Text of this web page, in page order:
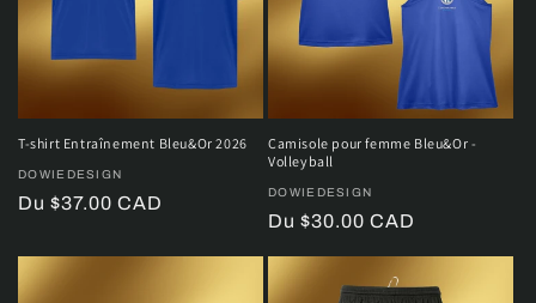
i
o
n
:
T-shirt Entraînement Bleu&Or 2026
Distributeur :
DOWIEDESIGN
Prix
Du $37.00 CAD
Camisole pour femme Bleu&Or -
Volleyball
Distributeur :
DOWIEDESIGN
Prix
Du $30.00 CAD